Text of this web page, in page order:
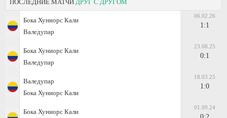
ПОСЛЕДНИЕ МАТЧИ ДРУГ С ДРУГОМ
Бока Хуниорс Кали
Валедупар
06.02.26
1:1
Бока Хуниорс Кали
Валедупар
23.08.25
0:1
Валедупар
Бока Хуниорс Кали
18.03.25
1:0
Бока Хуниорс Кали
01.09.24